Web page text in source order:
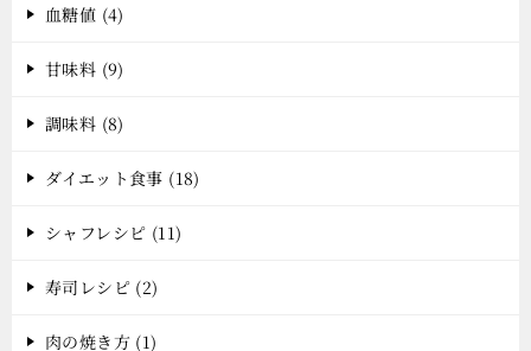
血糖値 (4)
甘味料 (9)
調味料 (8)
ダイエット食事 (18)
シャフレシピ (11)
寿司レシピ (2)
肉の焼き方 (1)